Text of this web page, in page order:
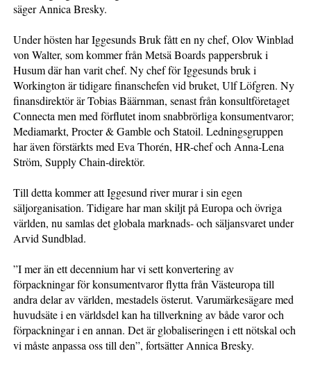
säger Annica Bresky.
Under hösten har Iggesunds Bruk fått en ny chef, Olov Winblad
von Walter, som kommer från Metsä Boards pappersbruk i
Husum där han varit chef. Ny chef för Iggesunds bruk i
Workington är tidigare finanschefen vid bruket, Ulf Löfgren. Ny
finansdirektör är Tobias Bäärnman, senast från konsultföretaget
Connecta men med förflutet inom snabbrörliga konsumentvaror;
Mediamarkt, Procter & Gamble och Statoil. Ledningsgruppen
har även förstärkts med Eva Thorén, HR-chef och Anna-Lena
Ström, Supply Chain-direktör.
Till detta kommer att Iggesund river murar i sin egen
säljorganisation. Tidigare har man skiljt på Europa och övriga
världen, nu samlas det globala marknads- och säljansvaret under
Arvid Sundblad.
”I mer än ett decennium har vi sett konvertering av
förpackningar för konsumentvaror flytta från Västeuropa till
andra delar av världen, mestadels österut. Varumärkesägare med
huvudsäte i en världsdel kan ha tillverkning av både varor och
förpackningar i en annan. Det är globaliseringen i ett nötskal och
vi måste anpassa oss till den”, fortsätter Annica Bresky.